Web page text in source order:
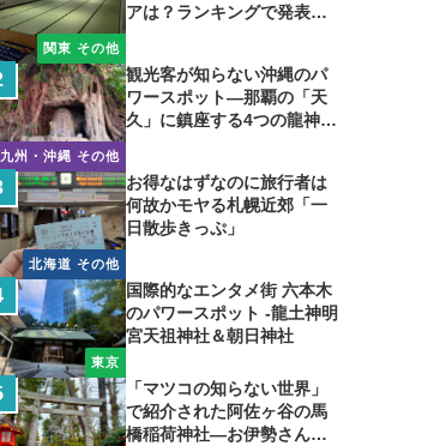
関東 その他
アは？ランキングで発表し
九州・沖縄 その他
観光客が知らない沖縄のパ
ワースポット―那覇の「天
久」に鎮座する4つの龍神の
北海道 その他
お得なはずなのに旅行者は
何故かモヤる札幌近郊「一
日散歩きっぷ」
東京
国際的なエンタメ街 六本木
のパワースポット -龍土神明
宮天祖神社＆朝日神社
「マツコの知らない世界」
で紹介された阿佐ヶ谷の馬
橋稲荷神社―お伊勢さん＆